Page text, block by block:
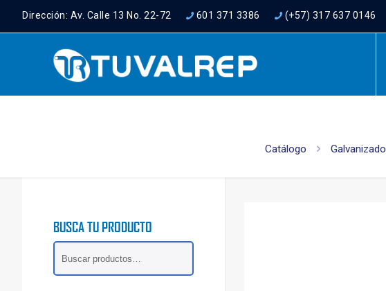
Dirección: Av. Calle 13 No. 22-72 601 371 3386 (+57) 317 637 0146
Catálogo Galvanizado
BUSCA TU PRODUCTO